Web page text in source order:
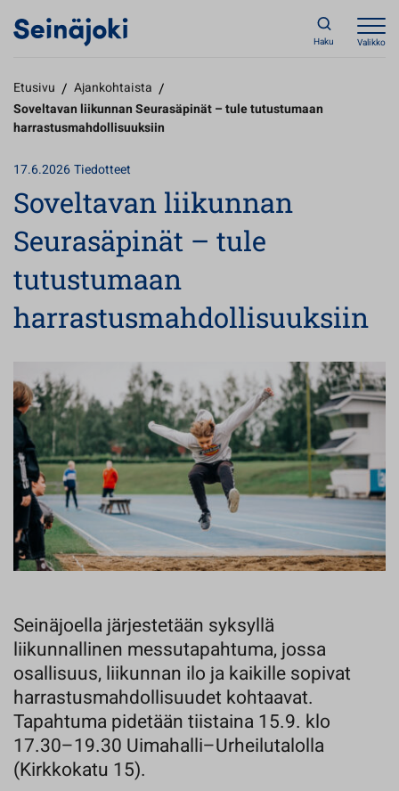
Haku Valikko
Etusivu / Ajankohtaista /
Soveltavan liikunnan Seurasäpinät – tule tutustumaan
harrastusmahdollisuuksiin
17.6.2026Tiedotteet
Soveltavan liikunnan
Seurasäpinät – tule
tutustumaan
harrastusmahdollisuuksiin
Seinäjoella järjestetään syksyllä
liikunnallinen messutapahtuma, jossa
osallisuus, liikunnan ilo ja kaikille sopivat
harrastusmahdollisuudet kohtaavat.
Tapahtuma pidetään tiistaina 15.9. klo
17.30–19.30 Uimahalli–Urheilutalolla
(Kirkkokatu 15).